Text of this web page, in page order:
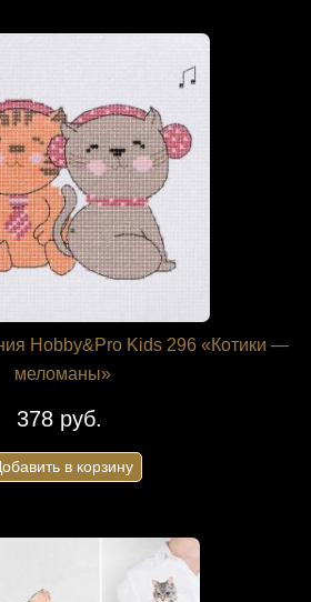
Hobby&Pro Kids 296 «Котики —
меломаны»
378 руб.
в корзину